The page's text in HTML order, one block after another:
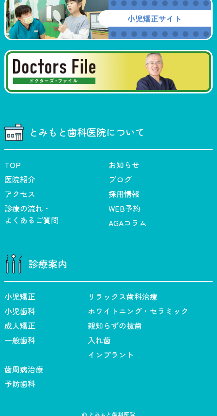
小児矯正サイト
とみもと歯科医院について
TOP
医院紹介
アクセス
診療の流れ・
よくあるご質問
お知らせ
ブログ
採用情報
WEB予約
AGAコラム
診療案内
小児矯正
小児歯科
成人矯正
一般歯科
リラックス歯科治療
ホワイトニング・セラミック
親知らずの抜歯
入れ歯
インプラント
歯周病治療
予防歯科
© とみもと歯科医院